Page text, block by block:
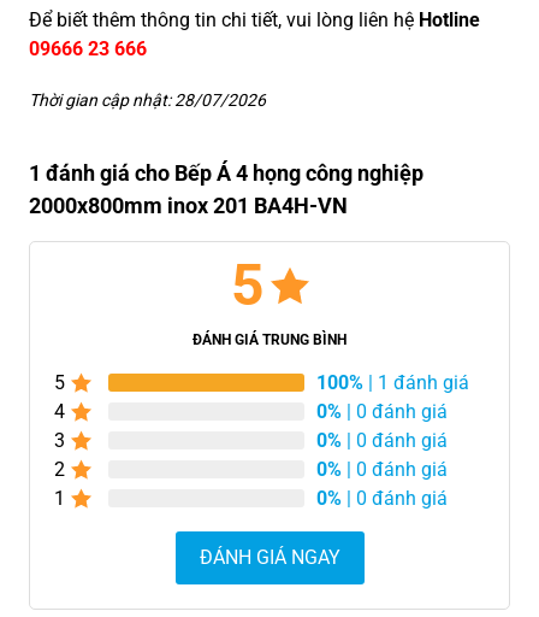
Để biết thêm thông tin chi tiết, vui lòng liên hệ Hotline
09666 23 666
Thời gian cập nhật: 28/07/2026
1 đánh giá cho Bếp Á 4 họng công nghiệp
2000x800mm inox 201 BA4H-VN
5
ĐÁNH GIÁ TRUNG BÌNH
5 100% | 1 đánh giá
4
0% | 0 đánh giá
3
0% | 0 đánh giá
2
0% | 0 đánh giá
1
0% | 0 đánh giá
ĐÁNH GIÁ NGAY